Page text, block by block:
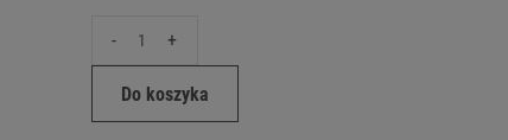
- +
Do koszyka